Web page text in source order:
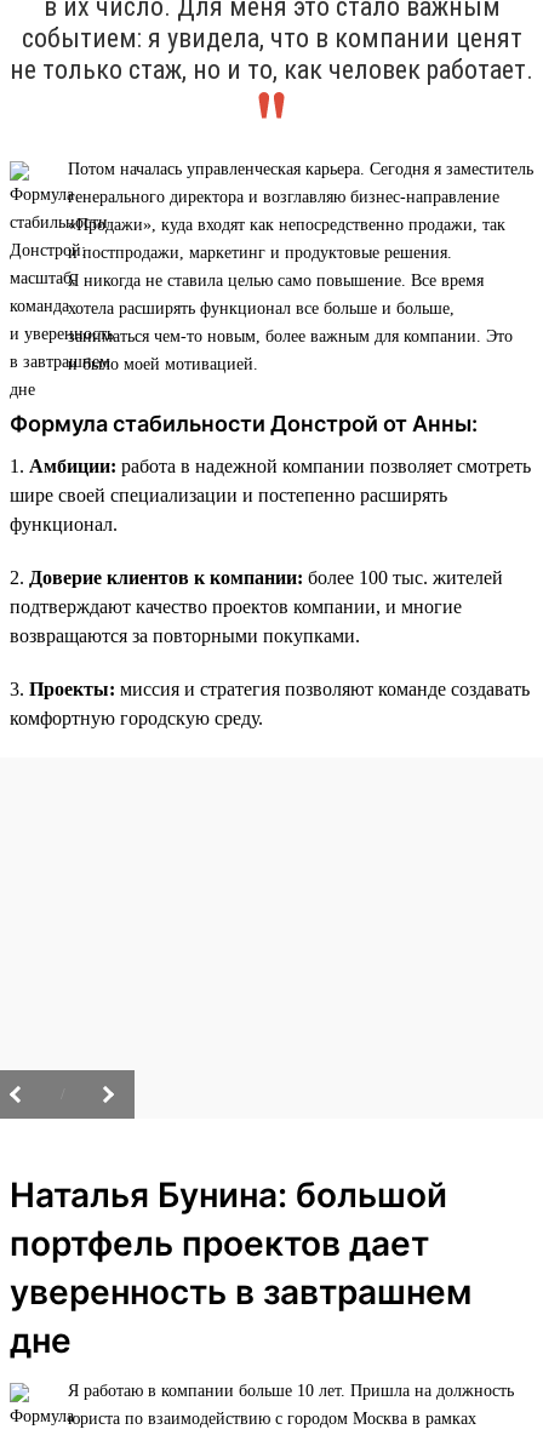
в их число. Для меня это стало важным
событием: я увидела, что в компании ценят
не только стаж, но и то, как человек работает.
Потом началась управленческая карьера. Сегодня я заместитель
генерального директора и возглавляю бизнес-направление
«Продажи», куда входят как непосредственно продажи, так
и постпродажи, маркетинг и продуктовые решения.
Я никогда не ставила целью само повышение. Все время
хотела расширять функционал все больше и больше,
заниматься чем-то новым, более важным для компании. Это
и было моей мотивацией.
Формула стабильности Донстрой от Анны:
1. Амбиции: работа в надежной компании позволяет смотреть
шире своей специализации и постепенно расширять
функционал.
2. Доверие клиентов к компании: более 100 тыс. жителей
подтверждают качество проектов компании, и многие
возвращаются за повторными покупками.
3. Проекты: миссия и стратегия позволяют команде создавать
комфортную городскую среду.
Наталья Бунина: большой
портфель проектов дает
уверенность в завтрашнем
дне
Я работаю в компании больше 10 лет. Пришла на должность
юриста по взаимодействию с городом Москва в рамках